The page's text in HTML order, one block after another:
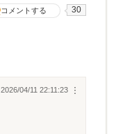
コメントする 30
︙
2026/04/11 22:11:23